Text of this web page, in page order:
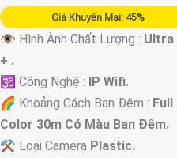
Giá Khuyến Mại: 45%
👁 Hình Ành Chất Lượng : Ultra
+ .
🕉️ Công Nghệ : IP Wifi.
🌈 Khoảng Cách Ban Đêm : Full
Color 30m Có Màu Ban Ðêm.
⚒ Loại Camera Plastic.